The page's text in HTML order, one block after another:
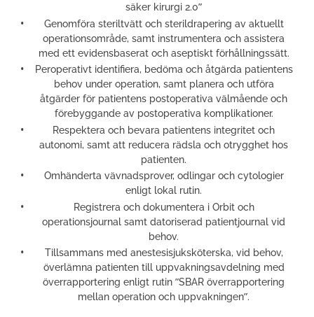
säker kirurgi 2.0”
Genomföra steriltvätt och sterildrapering av aktuellt
operationsområde, samt instrumentera och assistera
med ett evidensbaserat och aseptiskt förhållningssätt.
Peroperativt identifiera, bedöma och åtgärda patientens
behov under operation, samt planera och utföra
åtgärder för patientens postoperativa välmående och
förebyggande av postoperativa komplikationer.
Respektera och bevara patientens integritet och
autonomi, samt att reducera rädsla och otrygghet hos
patienten.
Omhänderta vävnadsprover, odlingar och cytologier
enligt lokal rutin.
Registrera och dokumentera i Orbit och
operationsjournal samt datoriserad patientjournal vid
behov.
Tillsammans med anestesisjuksköterska, vid behov,
överlämna patienten till uppvakningsavdelning med
överrapportering enligt rutin ”SBAR överrapportering
mellan operation och uppvakningen”.